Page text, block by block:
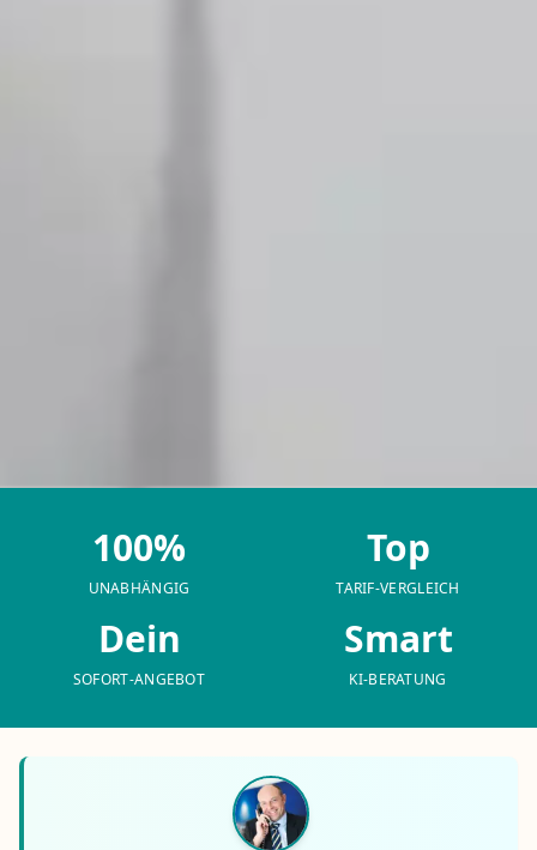
100%
UNABHÄNGIG
Top
TARIF-VERGLEICH
Dein
SOFORT-ANGEBOT
Smart
KI-BERATUNG